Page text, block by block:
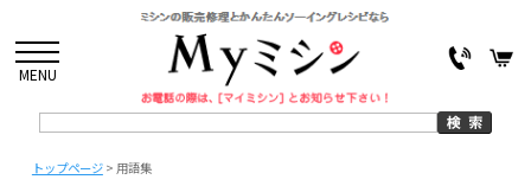
MENU
トップページ> 用語集